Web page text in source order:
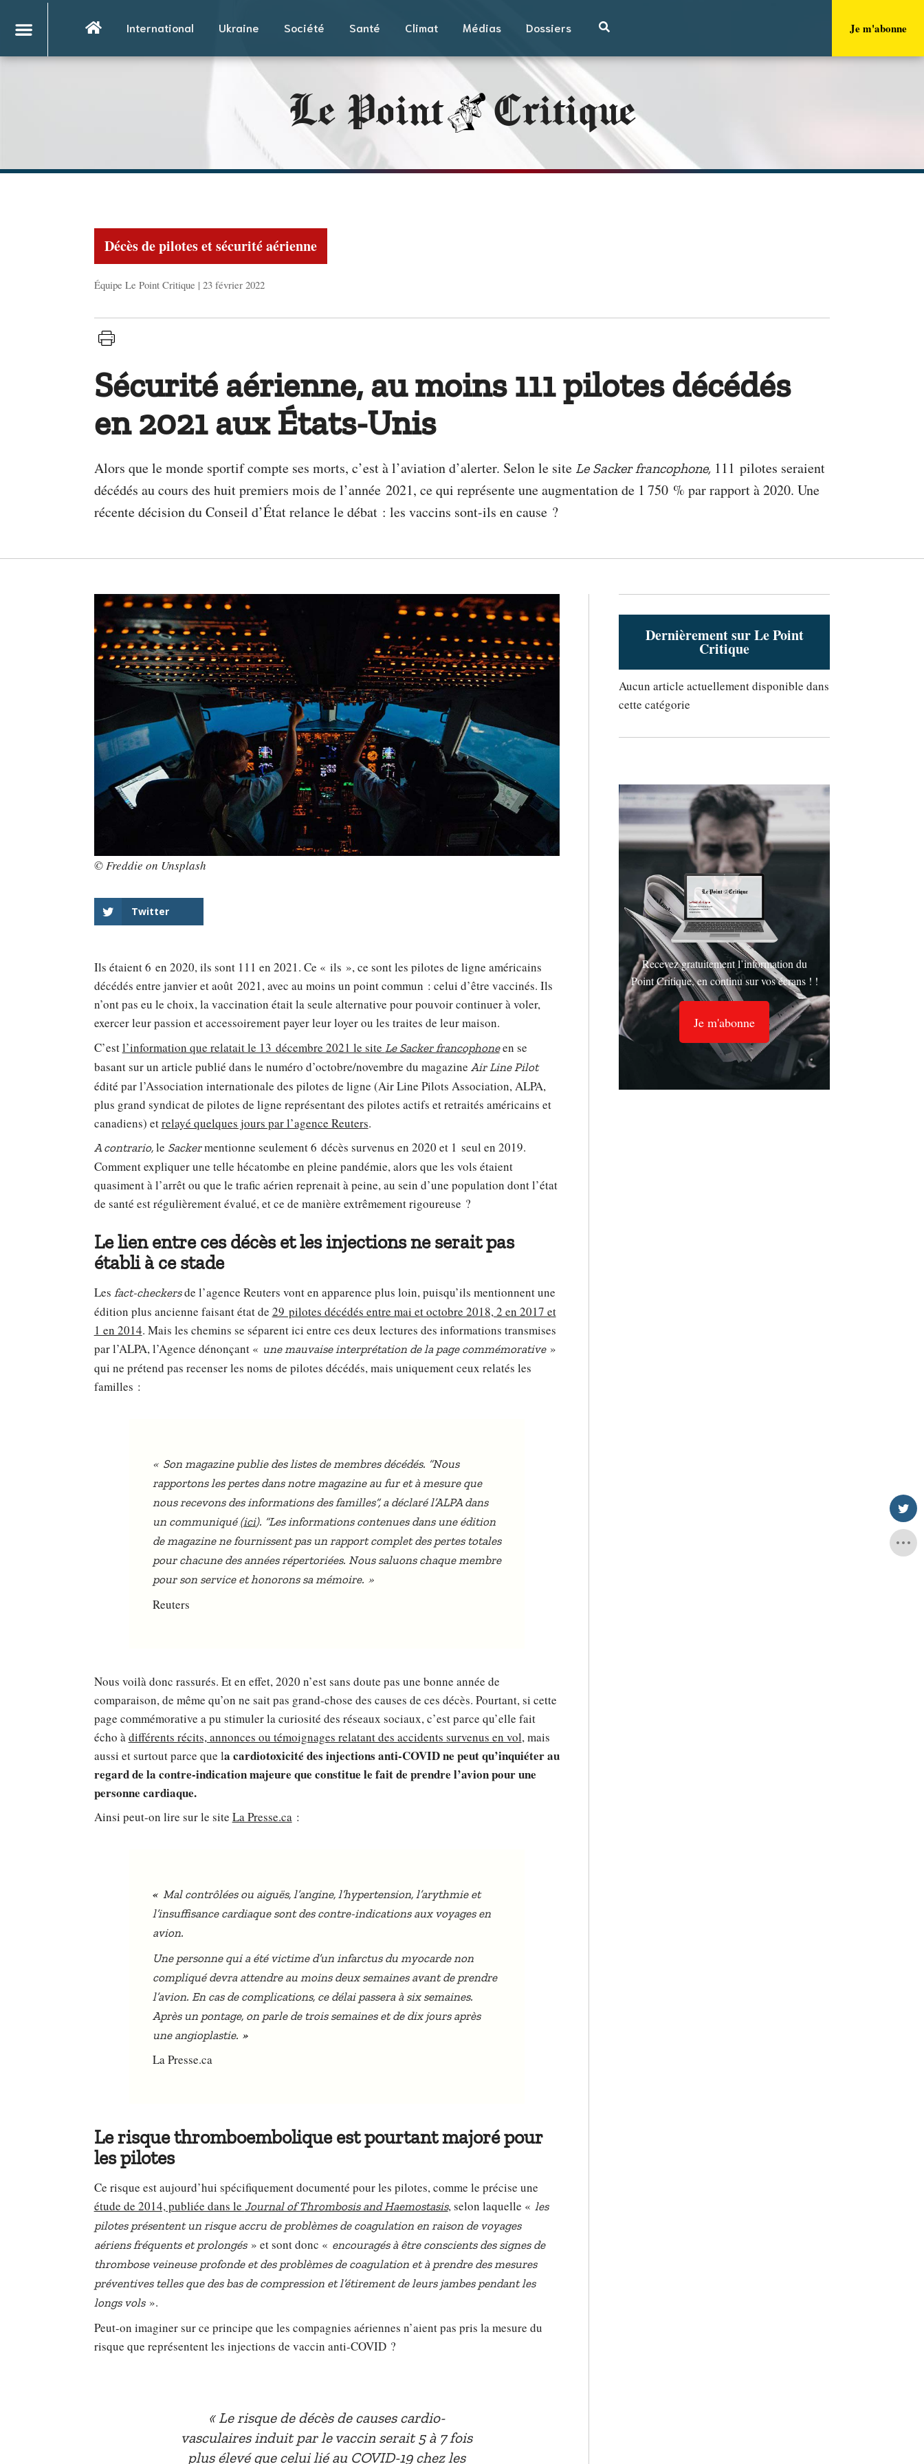
International Ukraine Société Santé Climat Médias Dossiers Je m'abonne
Le Point Critique
Décès de pilotes et sécurité aérienne
Équipe Le Point Critique | 23 février 2022
Sécurité aérienne, au moins 111 pilotes décédés
en 2021 aux États-Unis
Alors que le monde sportif compte ses morts, c’est à l’aviation d’alerter. Selon le site Le Sacker francophone,111 pilotes seraient
décédés au cours des huit premiers mois de l’année 2021, ce qui représente une augmentation de 1 750 % par rapport à 2020. Une
récente décision du Conseil d’État relance le débat : les vaccins sont-ils en cause ?
© Freddie on Unsplash
Twitter
Ils étaient 6 en 2020, ils sont 111 en 2021. Ce « ils », ce sont les pilotes de ligne américains
décédés entre janvier et août 2021, avec au moins un point commun : celui d’être vaccinés. Ils
n’ont pas eu le choix, la vaccination était la seule alternative pour pouvoir continuer à voler,
exercer leur passion et accessoirement payer leur loyer ou les traites de leur maison.
C’estl’information que relatait le 13 décembre 2021 le site Le Sacker francophoneen se
basant sur un article publié dans le numéro d’octobre/novembre du magazine Air Line Pilot
édité par l’Association internationale des pilotes de ligne (Air Line Pilots Association, ALPA,
plus grand syndicat de pilotes de ligne représentant des pilotes actifs et retraités américains et
canadiens) etrelayé quelques jours par l’agence Reuters.
A contrario,le Sackermentionne seulement 6 décès survenus en 2020 et 1 seul en 2019.
Comment expliquer une telle hécatombe en pleine pandémie, alors que les vols étaient
quasiment à l’arrêt ou que le trafic aérien reprenait à peine, au sein d’une population dont l’état
de santé est régulièrement évalué, et ce de manière extrêmement rigoureuse ?
Le lien entre ces décès et les injections ne serait pas
établi à ce stade
Les fact-checkersde l’agence Reuters vont en apparence plus loin, puisqu’ils mentionnent une
édition plus ancienne faisant état de 29 pilotes décédés entre mai et octobre 2018, 2 en 2017 et
1 en 2014. Mais les chemins se séparent ici entre ces deux lectures des informations transmises
par l’ALPA, l’Agence dénonçant « une mauvaise interprétation de la page commémorative»
qui ne prétend pas recenser les noms de pilotes décédés, mais uniquement ceux relatés les
familles :
« Son magazine publie des listes de membres décédés. “Nous
rapportons les pertes dans notre magazine au fur et à mesure que
nous recevons des informations des familles”, a déclaré l’ALPA dans
un communiqué(ici). “Les informations contenues dans une édition
de magazine ne fournissent pas un rapport complet des pertes totales
pour chacune des années répertoriées. Nous saluons chaque membre
pour son service et honorons sa mémoire. »
Reuters
Nous voilà donc rassurés. Et en effet, 2020 n’est sans doute pas une bonne année de
comparaison, de même qu’on ne sait pas grand-chose des causes de ces décès. Pourtant, si cette
page commémorative a pu stimuler la curiosité des réseaux sociaux, c’est parce qu’elle fait
écho àdifférents récits, annonces ou témoignages relatant des accidents survenus en vol, mais
aussi et surtout parce que la cardiotoxicité des injections anti-COVID ne peut qu’inquiéter au
regard de la contre-indication majeure que constitue le fait de prendre l’avion pour une
personne cardiaque.
Ainsi peut-on lire sur le site La Presse.ca:
« Mal contrôlées ou aiguës, l’angine, l’hypertension, l’arythmie et
l’insuffisance cardiaque sont des contre-indications aux voyages en
avion.
Une personne qui a été victime d’un infarctus du myocarde non
compliqué devra attendre au moins deux semaines avant de prendre
l’avion. En cas de complications, ce délai passera à six semaines.
Après un pontage, on parle de trois semaines et de dix jours après
une angioplastie. »
La Presse.ca
Le risque thromboembolique est pourtant majoré pour
les pilotes
Ce risque est aujourd’hui spécifiquement documenté pour les pilotes, comme le précise une
étude de 2014, publiée dans le Journal of Thrombosis and Haemostasis, selon laquelle « les
pilotes présentent un risque accru de problèmes de coagulation en raison de voyages
aériens fréquents et prolongés» et sont donc « encouragés à être conscients des signes de
thrombose veineuse profonde et des problèmes de coagulation et à prendre des mesures
préventives telles que des bas de compression et l’étirement de leurs jambes pendant les
longs vols».
Peut-on imaginer sur ce principe que les compagnies aériennes n’aient pas pris la mesure du
risque que représentent les injections de vaccin anti-COVID ?
Le risque de décès de causes cardio-
vasculaires induit par le vaccin serait 5 à 7 fois
plus élevé que celui lié au COVID-19 chez les
Dernièrement sur Le Point
Critique
Aucun article actuellement disponible dans
cette catégorie
Recevez gratuitement l’information du
Point Critique, en continu sur vos écrans ! !
Je m'abonne